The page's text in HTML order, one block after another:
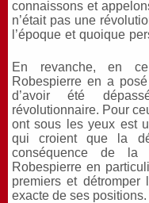
connaissons et
n’était pas une
l’époque et quoique
En revanche, en
Robespierre en a
d’avoir été
révolutionnaire. Pour
ont sous les yeux est
qui croient que la
conséquence de
Robespierre en
premiers et
exacte de ses positions.